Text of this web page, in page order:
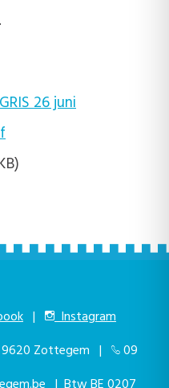
26 juni
|
Instagram
9620 Zottegem |
09